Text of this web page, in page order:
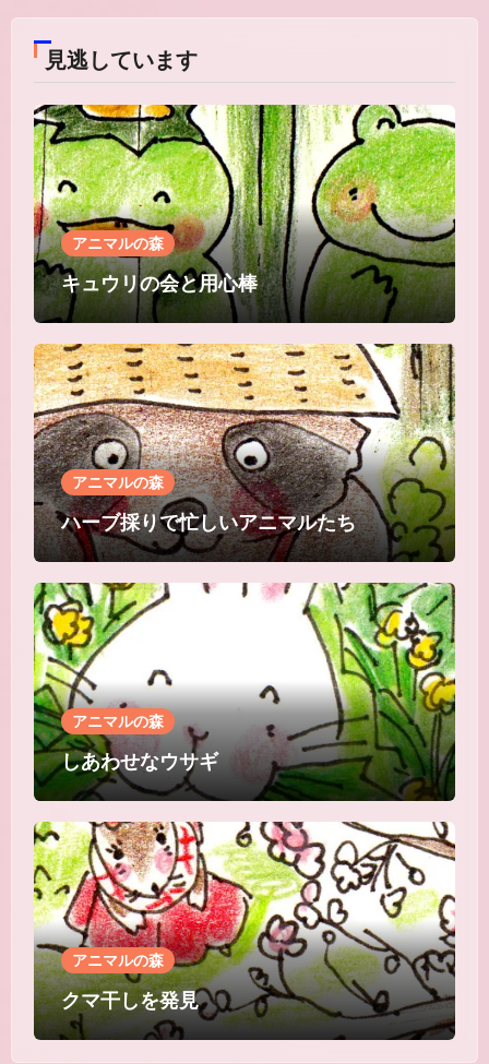
見逃しています
アニマルの森
キュウリの会と用心棒
アニマルの森
ハーブ採りで忙しいアニマルたち
アニマルの森
しあわせなウサギ
アニマルの森
クマ干しを発見